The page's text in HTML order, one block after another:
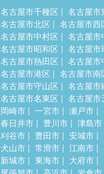
名古屋市千種区
名古屋市
名古屋市北区
名古屋市西
名古屋市中村区
名古屋市
名古屋市昭和区
名古屋市
名古屋市熱田区
名古屋市
名古屋市港区
名古屋市南
名古屋市守山区
名古屋市
名古屋市名東区
名古屋市
岡崎市
一宮市 瀬戸市
春日井市
豊川市 津島市
刈谷市
豊田市 安城市
犬山市
常滑市 江南市
新城市
東海市 大府市